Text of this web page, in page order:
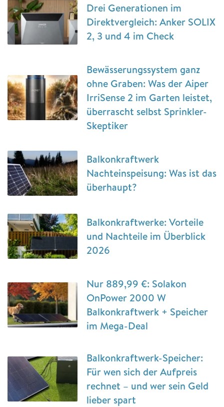
Drei Generationen im
Direktvergleich: Anker SOLIX
2, 3 und 4 im Check
Bewässerungssystem ganz
ohne Graben: Was der Aiper
IrriSense 2 im Garten leistet,
überrascht selbst Sprinkler-
Skeptiker
Balkonkraftwerk
Nachteinspeisung: Was ist das
überhaupt?
Balkonkraftwerke: Vorteile
und Nachteile im Überblick
2026
Nur 889,99 €: Solakon
OnPower 2000 W
Balkonkraftwerk + Speicher
im Mega-Deal
Balkonkraftwerk-Speicher:
Für wen sich der Aufpreis
rechnet – und wer sein Geld
lieber spart